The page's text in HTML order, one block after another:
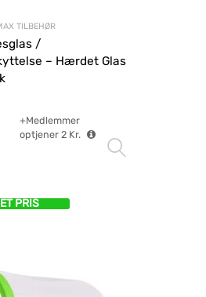
TILBEHØR
/
– Hærdet Glas
+Medlemmer
optjener 2Kr.
PRIS